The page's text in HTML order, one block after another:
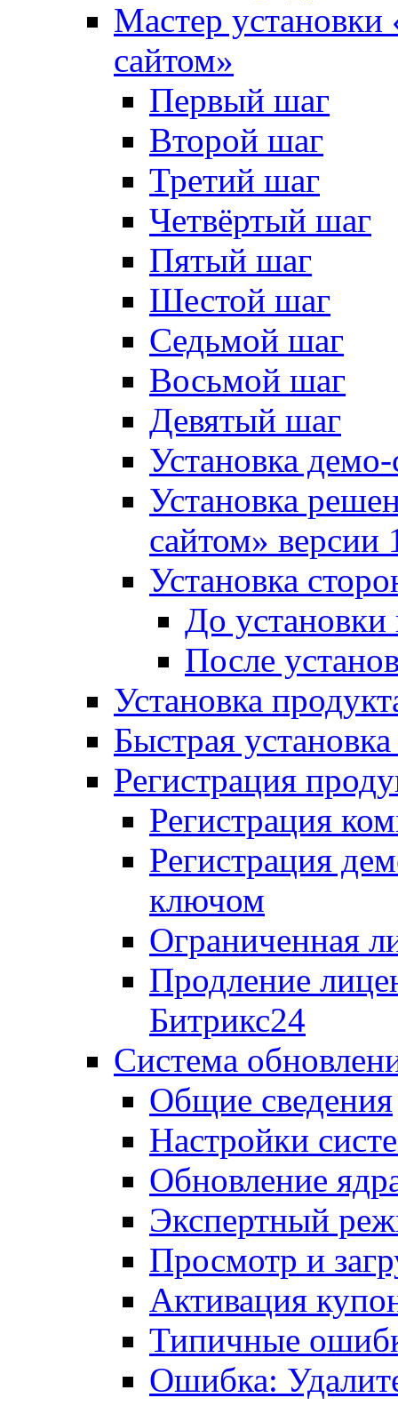
Мастер
сайтом»
Первый шаг
Второй шаг
Третий шаг
Четвёртый шаг
Пятый шаг
Шестой шаг
Седьмой шаг
Восьмой шаг
Девятый шаг
Установка
Установка
сайтом»
Установка
До установки
После
Установка
Быстрая
Регистрация
Регистрация
Регистрация
ключом
Ограниченная
Продление
Битрикс24
Система
Общие сведения
Настройки
Обновление
Экспертный
Просмотр и
Активация
Типичные
Ошибка: